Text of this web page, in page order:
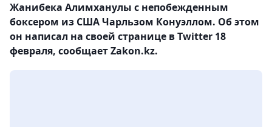
Жанибека Алимханулы с непобежденным
боксером из США Чарльзом Конуэллом. Об этом
он написал на своей странице в Twitter 18
февраля, сообщает Zakon.kz.